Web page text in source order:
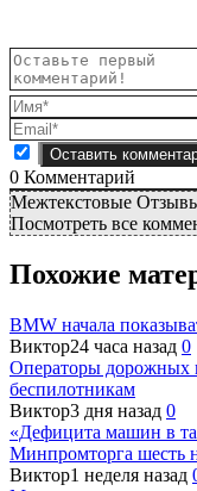
0 Комментарий
Межтекстовые
Посмотреть все
Похожие
BMW начала
Виктор24 часа назад 0
Операторы дорожных
беспилотникам
Виктор3 дня назад 0
«Дефицита машин в
Минпромторга шесть
Виктор1 неделя назад